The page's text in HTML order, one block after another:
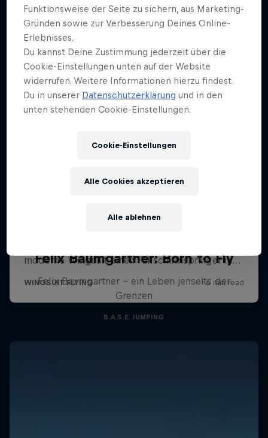
Felix Baumgartner: Born to Fly
Felix Baumgartner - ein Leben jenseits der
Grenzen
B.A.S.E. JUMPING
Funktionsweise der Seite zu sichern, aus Marketing-
Gründen sowie zur Verbesserung Deines Online-
Erlebnisses.
Du kannst Deine Zustimmung jederzeit über die
Cookie-Einstellungen unten auf der Website
widerrufen. Weitere Informationen hierzu findest
Du in unserer Datenschutzerklärung und in den
unten stehenden Cookie-Einstellungen.
Cookie-Einstellungen
Alle ablehnen
Alle Cookies akzeptieren